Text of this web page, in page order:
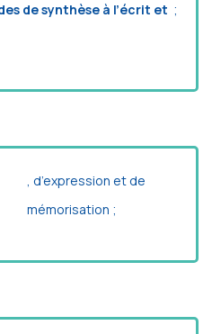
de synthèse à l’écrit et ;
, d’expression et de
mémorisation ;